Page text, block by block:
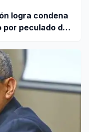
logra condena
peculado de